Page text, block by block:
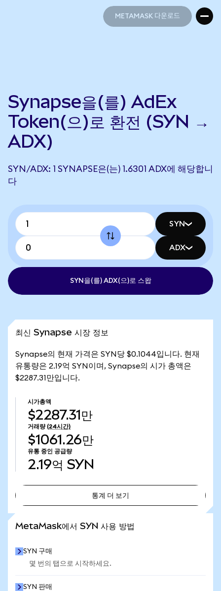
METAMASK 다운로드
Synapse을(를) AdEx
Token(으)로 환전 (SYN →
ADX)
SYN/ADX: 1 SYNAPSE은(는) 1.6301 ADX에 해당합니
다
SYN
ADX
SYN을(를) ADX(으)로 스왑
최신 Synapse 시장 정보
Synapse의 현재 가격은 SYN당 $0.1044입니다. 현재
유통량은 2.19억 SYN이며, Synapse의 시가 총액은
$2287.31만입니다.
시가총액
$2287.31만
거래량 (24시간)
$1061.26만
유통 중인 공급량
2.19억 SYN
통계 더 보기
MetaMask에서 SYN 사용 방법
SYN 구매
몇 번의 탭으로 시작하세요.
SYN 판매